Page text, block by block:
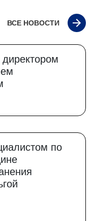
ВСЕ НОВОСТИ
по